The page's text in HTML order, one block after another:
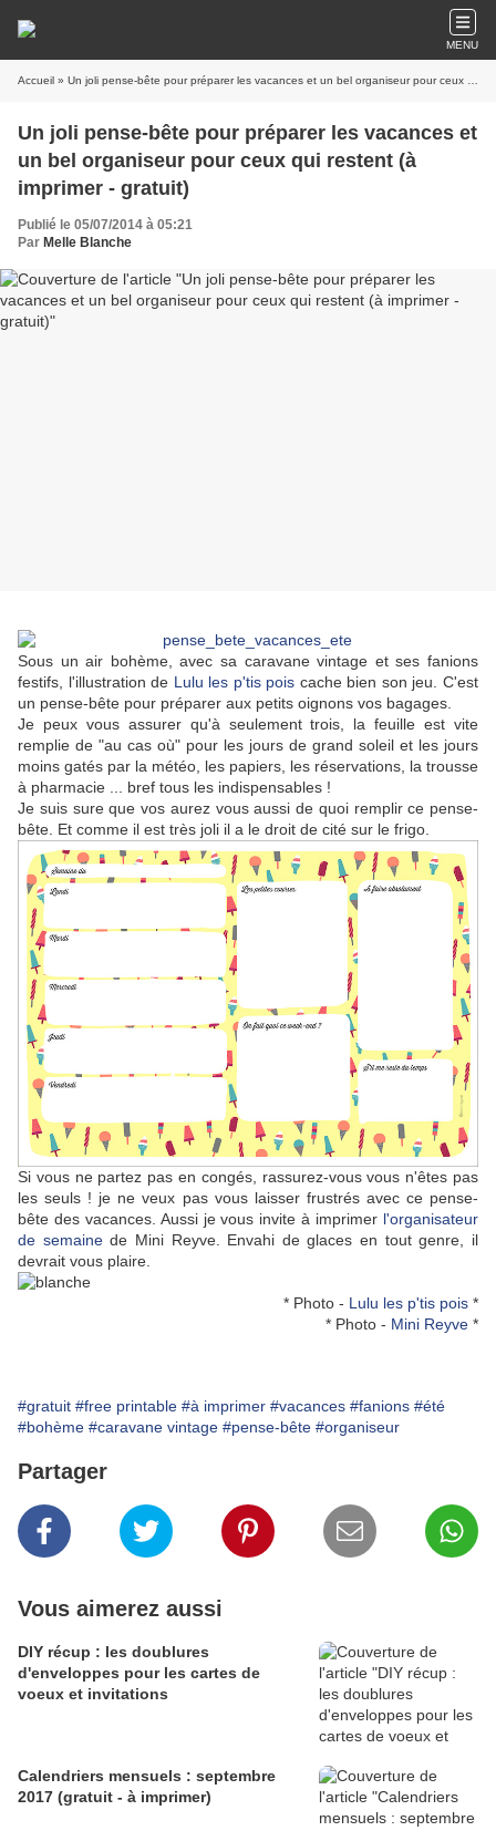
MENU
Accueil » Un joli pense-bête pour préparer les vacances et un bel organiseur pour ceux qui restent (à imprimer - gratuit)
Un joli pense-bête pour préparer les vacances et
un bel organiseur pour ceux qui restent (à
imprimer - gratuit)
Publié le 05/07/2014 à 05:21
Par Melle Blanche
Sous un air bohème, avec sa caravane vintage et ses fanions
festifs, l'illustration de Lulu les p'tis pois cache bien son jeu. C'est
un pense-bête pour préparer aux petits oignons vos bagages.
Je peux vous assurer qu'à seulement trois, la feuille est vite
remplie de "au cas où" pour les jours de grand soleil et les jours
moins gatés par la météo, les papiers, les réservations, la trousse
à pharmacie ... bref tous les indispensables !
Je suis sure que vos aurez vous aussi de quoi remplir ce pense-
bête. Et comme il est très joli il a le droit de cité sur le frigo.
Si vous ne partez pas en congés, rassurez-vous vous n'êtes pas
les seuls ! je ne veux pas vous laisser frustrés avec ce pense-
bête des vacances. Aussi je vous invite à imprimer l'organisateur
de semainede Mini Reyve. Envahi de glaces en tout genre, il
devrait vous plaire.
* Photo - Lulu les p'tis pois *
* Photo - Mini Reyve *
#gratuit #free printable #à imprimer #vacances #fanions #été
#bohème #caravane vintage #pense-bête #organiseur
Partager
Vous aimerez aussi
DIY récup : les doublures
d'enveloppes pour les cartes de
voeux et invitations
Calendriers mensuels : septembre
2017 (gratuit - à imprimer)